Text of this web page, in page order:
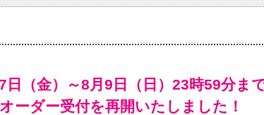
オーダー受付を再開いたしました！